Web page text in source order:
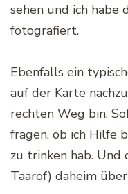
sehen und ich habe
fotografiert.
Ebenfalls ein
auf der Karte
rechten Weg bin.
fragen, ob ich Hilfe
zu trinken hab.
Taarof) daheim